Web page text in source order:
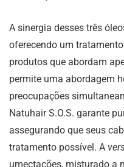
A sinergia desses três
oferecendo um
produtos que abordam
permite uma abordagem
preocupações
Natuhair S.O.S. garante
assegurando que seus
tratamento possível. A
umectações, misturado a